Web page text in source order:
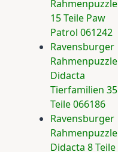
Rahmenpuzzle
15 Teile Paw
Patrol 061242
Ravensburger
Rahmenpuzzle
Didacta
Tierfamilien 35
Teile 066186
Ravensburger
Rahmenpuzzle
Didacta 8 Teile